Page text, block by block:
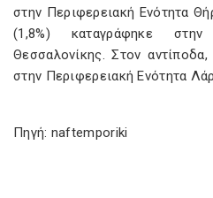
στην Περιφερειακή Ενότητα
(1,8%) καταγράφηκε στην
Θεσσαλονίκης. Στον
στην Περιφερειακή Ενότητα
Πηγή: naftemporiki